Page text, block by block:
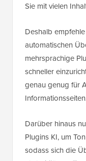
Sie mit vielen
Deshalb
automatischen
mehrsprachige
schneller
genau genug für
Darüber hinaus
Plugins KI, um
sodass sich die